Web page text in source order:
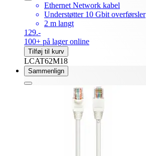
Ethernet Network kabel
Understøtter 10 Gbit overførsler
2 m langt
129.-
100+ på lager online
Tilføj til kurv
LCAT62M18
Sammenlign